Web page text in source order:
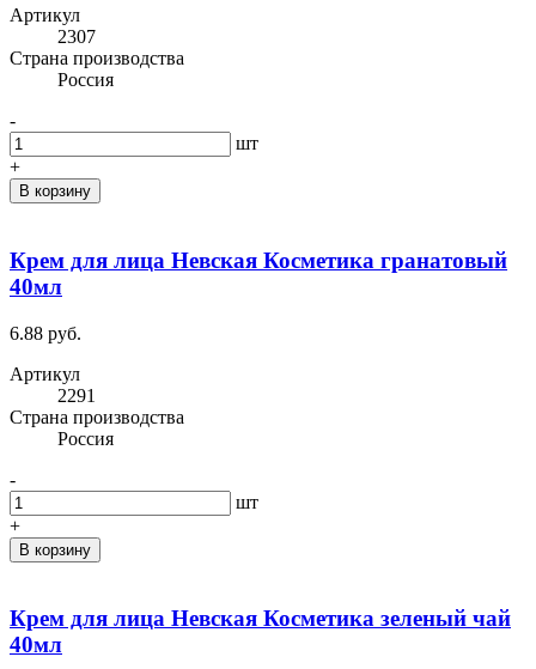
Артикул
2307
Cтрана производства
Россия
-
шт
+
В корзину
Крем для лица Невская Косметика гранатовый
40мл
6.88 руб.
Артикул
2291
Cтрана производства
Россия
-
шт
+
В корзину
Крем для лица Невская Косметика зеленый чай
40мл